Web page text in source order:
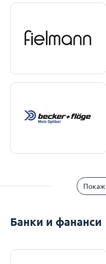
Банки и фананси